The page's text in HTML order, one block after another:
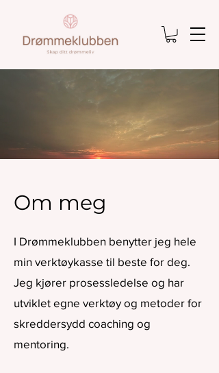
Om meg
I Drømmeklubben benytter jeg hele
min verktøykasse til beste for deg.
Jeg kjører prosessledelse og har
utviklet egne verktøy og metoder for
skreddersydd coaching og
mentoring.